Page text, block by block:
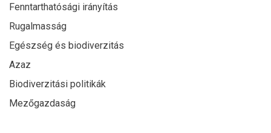
Fenntarthatósági irányítás
Rugalmasság
Egészség és biodiverzitás
Azaz
Biodiverzitási politikák
Mezőgazdaság